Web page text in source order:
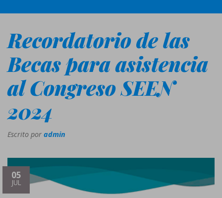
Recordatorio de las
Becas para asistencia
al Congreso SEEN
2024
Escrito por admin
05
JUL